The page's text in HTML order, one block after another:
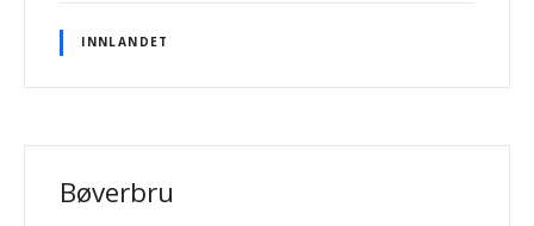
INNLANDET
Bøverbru